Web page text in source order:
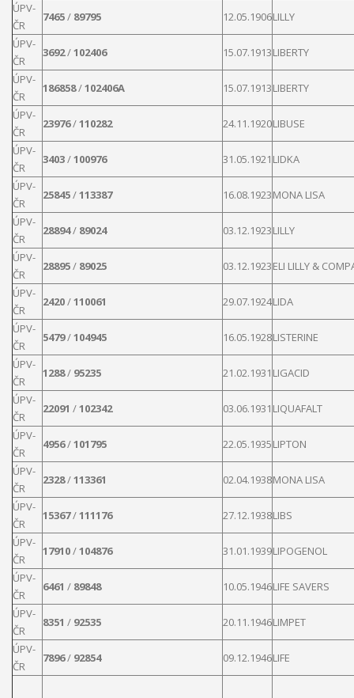
ÚPV-
ČR
7465/ 89795 12.05.1906LILLY
ÚPV-
ČR
3692/102406 15.07.1913LIBERTY
ÚPV-
ČR
186858/102406A 15.07.1913LIBERTY
ÚPV-
ČR
23976/110282 24.11.1920LIBUSE
ÚPV-
ČR
3403/100976 31.05.1921 LIDKA
ÚPV-
ČR
25845/113387 16.08.1923MONA LISA
ÚPV-
ČR
28894/ 89024 03.12.1923LILLY
ÚPV-
ČR
28895/ 89025 03.12.1923ELI LILLY &
ÚPV-
ČR
2420/110061 29.07.1924LIDA
ÚPV-
ČR
5479/104945 16.05.1928LISTERINE
ÚPV-
ČR
1288/ 95235 21.02.1931 LIGACID
ÚPV-
ČR
22091 /102342 03.06.1931 LIQUAFALT
ÚPV-
ČR
4956/101795 22.05.1935LIPTON
ÚPV-
ČR
2328/113361 02.04.1938MONA LISA
ÚPV-
ČR
15367/111176 27.12.1938LIBS
ÚPV-
ČR
17910/104876 31.01.1939LIPOGENOL
ÚPV-
ČR
6461 / 89848 10.05.1946LIFE SAVERS
ÚPV-
ČR
8351 / 92535 20.11.1946LIMPET
ÚPV-
ČR
7896/ 92854 09.12.1946LIFE